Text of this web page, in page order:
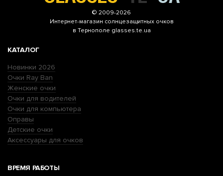
© 2009-2026
Интернет-магазин солнцезащитных очков
в Тернополе glasses.te.ua
КАТАЛОГ
Новинки 2026
Очки Ray Ban
Женские очки
Очки для водителей
Очки для компьютера
Оправы
Детские очки
Аксессуары для очков
ВРЕМЯ РАБОТЫ